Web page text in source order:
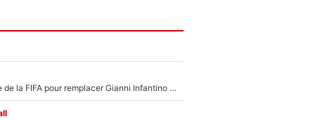
Du PSG à la tête de la FIFA pour remplacer Gianni Infantino ? «Il serait un mauvais président», le patron de la Liga s'attaque à Nasser Al-Khelaïfi !